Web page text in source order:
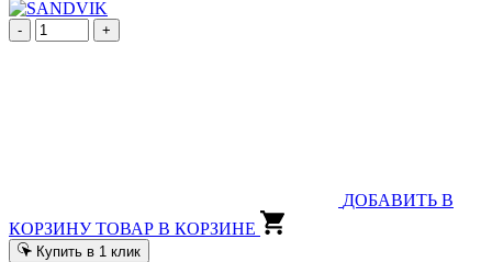
- +
ДОБАВИТЬ В
КОРЗИНУ ТОВАР В КОРЗИНЕ
Купить в 1 клик